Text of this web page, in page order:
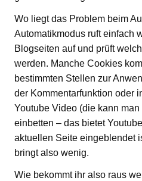
Wo liegt das Problem beim
Automatikmodus ruft einfach
Blogseiten auf und prüft
werden. Manche Cookies
bestimmten Stellen zur
der Kommentarfunktion oder
Youtube Video (die kann
einbetten – das bietet
aktuellen Seite eingeblendet
bringt also wenig.
Wie bekommt ihr also raus